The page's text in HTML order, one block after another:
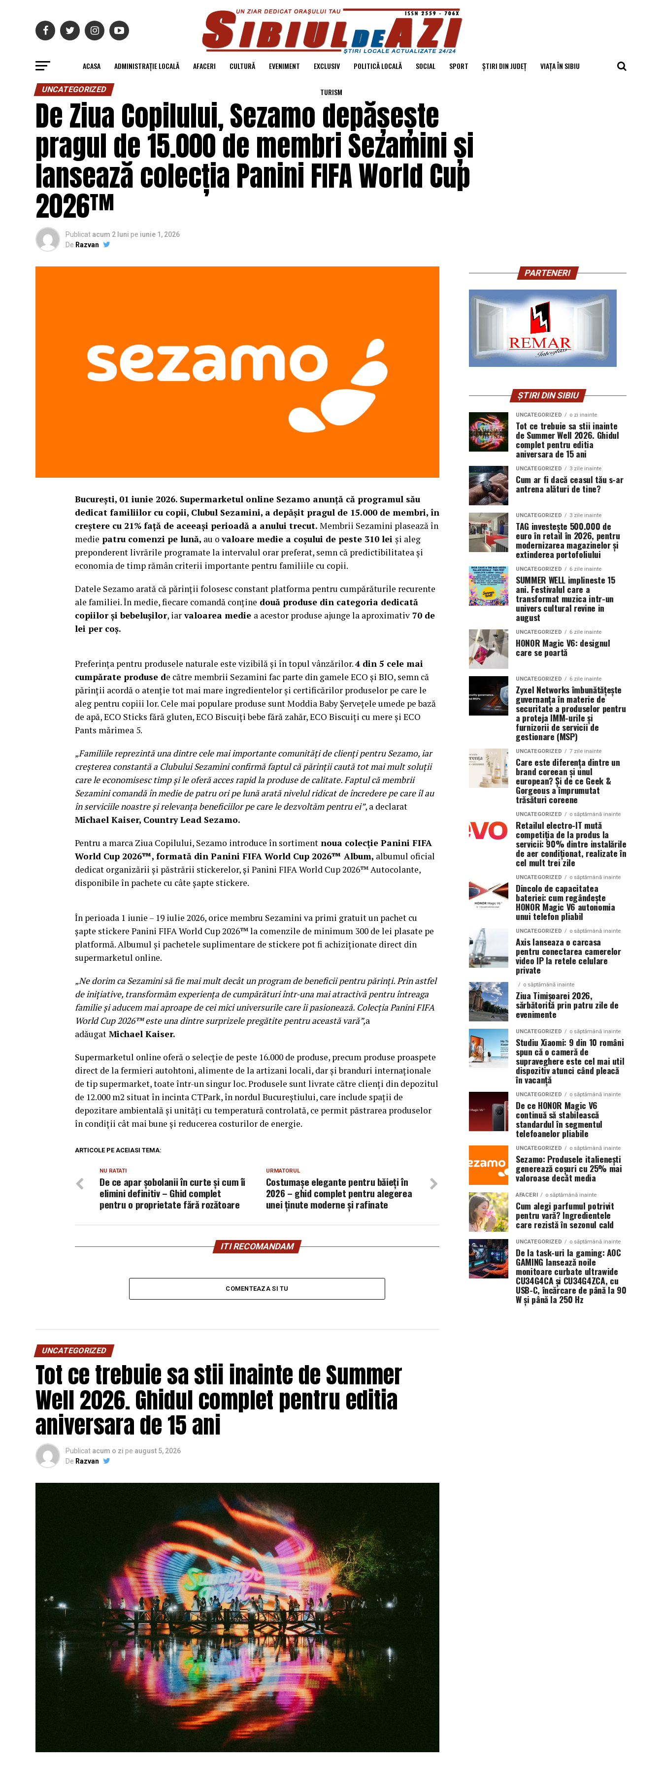
ACASA ADMINISTRAȚIE LOCALĂ AFACERI CULTURĂ EVENIMENT EXCLUSIV POLITICĂ LOCALĂ SOCIAL SPORT ȘTIRI DIN JUDEȚ VIAȚA ÎN SIBIU
TURISM
UNCATEGORIZED
De Ziua Copilului, Sezamo depășește
pragul de 15.000 de membri Sezamini și
lansează colecția Panini FIFA World Cup
2026™
Publicat acum 2 luni pe iunie 1, 2026
De Razvan
București, 01 iunie 2026. Supermarketul online Sezamo anunță că programul său
dedicat familiilor cu copii, Clubul Sezamini, a depășit pragul de 15.000 de membri, în
creștere cu 21% față de aceeași perioadă a anului trecut. Membrii Sezamini plasează în
medie patru comenzi pe lună, au ovaloare medie a coșului de peste 310 lei și aleg
preponderent livrările programate la intervalul orar preferat, semn că predictibilitatea și
economia de timp rămân criterii importante pentru familiile cu copii.
Datele Sezamo arată că părinții folosesc constant platforma pentru cumpărăturile recurente
ale familiei. În medie, fiecare comandă conține două produse din categoria dedicată
copiilor și bebelușilor, iarvaloarea medie a acestor produse ajunge la aproximativ 70 de
lei per coș.
Preferința pentru produsele naturale este vizibilă și în topul vânzărilor.4 din 5 cele mai
cumpărate produse de către membrii Sezamini fac parte din gamele ECO și BIO, semn că
părinții acordă o atenție tot mai mare ingredientelor și certificărilor produselor pe care le
aleg pentru copiii lor. Cele mai populare produse sunt Moddia Baby Șervețele umede pe bază
de apă, ECO Sticks fără gluten, ECO Biscuiți bebe fără zahăr, ECO Biscuiți cu mere și ECO
Pants mărimea 5.
„Familiile reprezintă una dintre cele mai importante comunități de clienți pentru Sezamo, iar
creșterea constantă a Clubului Sezamini confirmă faptul că părinții caută tot mai mult soluții
care le economisesc timp și le oferă acces rapid la produse de calitate. Faptul că membrii
Sezamini comandă în medie de patru ori pe lună arată nivelul ridicat de încredere pe care îl au
în serviciile noastre și relevanța beneficiilor pe care le dezvoltăm pentru ei”, a declarat
Michael Kaiser, Country Lead Sezamo.
Pentru a marca Ziua Copilului, Sezamo introduce în sortiment noua colecție Panini FIFA
World Cup 2026™, formată din Panini FIFA World Cup 2026™ Album, albumul oficial
dedicat organizării și păstrării stickerelor, și Panini FIFA World Cup 2026™ Autocolante,
disponibile în pachete cu câte șapte stickere.
În perioada 1 iunie – 19 iulie 2026, orice membru Sezamini va primi gratuit un pachet cu
șapte stickere Panini FIFA World Cup 2026™ la comenzile de minimum 300 de lei plasate pe
platformă. Albumul și pachetele suplimentare de stickere pot fi achiziționate direct din
supermarketul online.
„Ne dorim ca Sezamini să fie mai mult decât un program de beneficii pentru părinți. Prin astfel
de inițiative, transformăm experiența de cumpărături într-una mai atractivă pentru întreaga
familie și aducem mai aproape de cei mici universurile care îi pasionează. Colecția Panini FIFA
World Cup 2026™ este una dintre surprizele pregătite pentru această vară”,a
adăugat Michael Kaiser.
Supermarketul online oferă o selecție de peste 16.000 de produse, precum produse proaspete
direct de la fermieri autohtoni, alimente de la artizani locali, dar și branduri internaționale
de tip supermarket, toate într-un singur loc. Produsele sunt livrate către clienți din depozitul
de 12.000 m2 situat în incinta CTPark, în nordul Bucureștiului, care include spații de
depozitare ambientală și unități cu temperatură controlată, ce permit păstrarea produselor
în condiții cât mai bune și reducerea costurilor de energie.
ARTICOLE PE ACEIASI TEMA:
URMATORUL
Costumașe elegante pentru băieți în
2026 – ghid complet pentru alegerea
unei ținute moderne și rafinate
NU RATATI
De ce apar șobolanii în curte și cum îi
elimini definitiv – Ghid complet
pentru o proprietate fără rozătoare
ITI RECOMANDAM
COMENTEAZA SI TU
UNCATEGORIZED
Tot ce trebuie sa stii inainte de Summer
Well 2026. Ghidul complet pentru editia
aniversara de 15 ani
Publicat acum o zi pe august 5, 2026
De Razvan
PARTENERI
ȘTIRI DIN SIBIU
UNCATEGORIZED o zi inainte
Tot ce trebuie sa stii inainte
de Summer Well 2026. Ghidul
complet pentru editia
aniversara de 15 ani
UNCATEGORIZED 3 zile inainte
Cum ar fi dacă ceasul tău s-ar
antrena alături de tine?
UNCATEGORIZED 3 zile inainte
TAG investește 500.000 de
euro în retail în 2026, pentru
modernizarea magazinelor și
extinderea portofoliului
UNCATEGORIZED 6 zile inainte
SUMMER WELL implineste 15
ani. Festivalul care a
transformat muzica intr-un
univers cultural revine in
august
UNCATEGORIZED 6 zile inainte
HONOR Magic V6: designul
care se poartă
UNCATEGORIZED 6 zile inainte
Zyxel Networks îmbunătățește
guvernanța în materie de
securitate a produselor pentru
a proteja IMM-urile și
furnizorii de servicii de
gestionare (MSP)
UNCATEGORIZED 7 zile inainte
Care este diferența dintre un
brand coreean și unul
european? Și de ce Geek &
Gorgeous a împrumutat
trăsături coreene
UNCATEGORIZED o săptămână inainte
Retailul electro-IT mută
competiția de la produs la
servicii: 90% dintre instalările
de aer condiționat, realizate în
cel mult trei zile
UNCATEGORIZED o săptămână inainte
Dincolo de capacitatea
bateriei: cum regândește
HONOR Magic V6 autonomia
unui telefon pliabil
UNCATEGORIZED o săptămână inainte
Axis lanseaza o carcasa
pentru conectarea camerelor
video IP la retele celulare
private
o săptămână inainte
Ziua Timișoarei 2026,
sărbătorită prin patru zile de
evenimente
UNCATEGORIZED o săptămână inainte
Studiu Xiaomi: 9 din 10 români
spun că o cameră de
supraveghere este cel mai util
dispozitiv atunci când pleacă
în vacanță
UNCATEGORIZED o săptămână inainte
De ce HONOR Magic V6
continuă să stabilească
standardul în segmentul
telefoanelor pliabile
UNCATEGORIZED o săptămână inainte
Sezamo: Produsele italienești
generează coșuri cu 25% mai
valoroase decât media
AFACERI o săptămână inainte
Cum alegi parfumul potrivit
pentru vară? Ingredientele
care rezistă în sezonul cald
UNCATEGORIZED o săptămână inainte
De la task-uri la gaming: AOC
GAMING lansează noile
monitoare curbate ultrawide
CU34G4CA și CU34G4ZCA, cu
USB-C, încărcare de până la 90
W și până la 250 Hz